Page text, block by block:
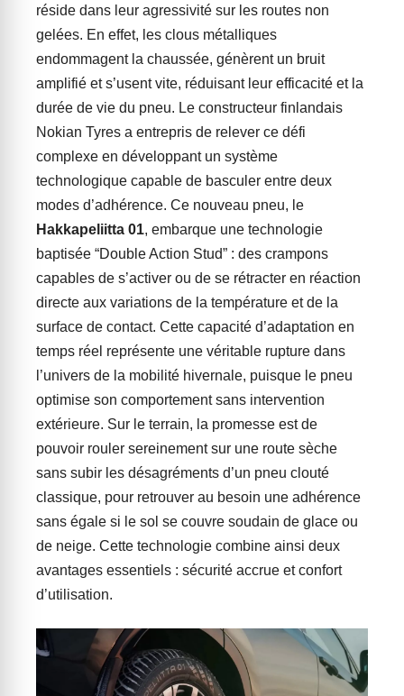
réside dans leur agressivité sur les routes non
gelées. En effet, les clous métalliques
endommagent la chaussée, génèrent un bruit
amplifié et s’usent vite, réduisant leur efficacité et la
durée de vie du pneu. Le constructeur finlandais
Nokian Tyres a entrepris de relever ce défi
complexe en développant un système
technologique capable de basculer entre deux
modes d’adhérence. Ce nouveau pneu, le
Hakkapeliitta 01, embarque une technologie
baptisée “Double Action Stud” : des crampons
capables de s’activer ou de se rétracter en réaction
directe aux variations de la température et de la
surface de contact. Cette capacité d’adaptation en
temps réel représente une véritable rupture dans
l’univers de la mobilité hivernale, puisque le pneu
optimise son comportement sans intervention
extérieure. Sur le terrain, la promesse est de
pouvoir rouler sereinement sur une route sèche
sans subir les désagréments d’un pneu clouté
classique, pour retrouver au besoin une adhérence
sans égale si le sol se couvre soudain de glace ou
de neige. Cette technologie combine ainsi deux
avantages essentiels : sécurité accrue et confort
d’utilisation.